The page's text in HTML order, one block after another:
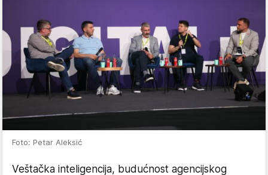
Foto: Petar Aleksić
Veštačka inteligencija, budućnost agencijskog